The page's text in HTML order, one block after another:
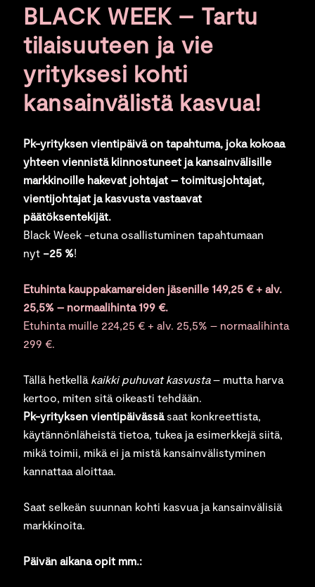
BLACK WEEK – Tartu
tilaisuuteen ja vie
yrityksesi kohti
kansainvälistä kasvua!
Pk-yrityksen vientipäivä on tapahtuma, joka kokoaa
yhteen viennistä kiinnostuneet ja kansainvälisille
markkinoille hakevat johtajat – toimitusjohtajat,
vientijohtajat ja kasvusta vastaavat
päätöksentekijät.
Black Week -etuna osallistuminen tapahtumaan
nyt −25 %!
Etuhinta kauppakamareiden jäsenille 149,25 € + alv.
25,5% – normaalihinta 199 €.
Etuhinta muille 224,25 € + alv. 25,5% – normaalihinta
299 €.
Tällä hetkellä kaikki puhuvat kasvusta– mutta harva
kertoo, miten sitä oikeasti tehdään.
Pk-yrityksen vientipäivässä saat konkreettista,
käytännönläheistä tietoa, tukea ja esimerkkejä siitä,
mikä toimii, mikä ei ja mistä kansainvälistyminen
kannattaa aloittaa.
Saat selkeän suunnan kohti kasvua ja kansainvälisiä
markkinoita.
Päivän aikana opit mm.: